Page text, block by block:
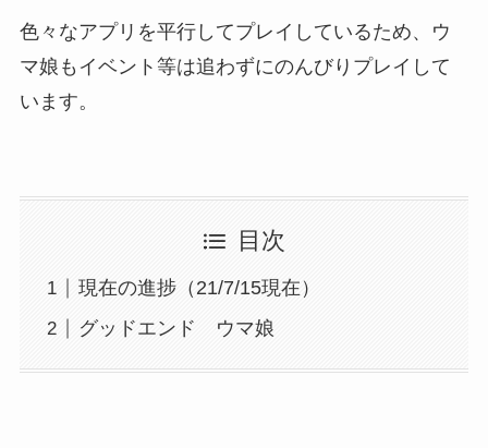
色々なアプリを平行してプレイしているため、ウ
マ娘もイベント等は追わずにのんびりプレイして
います。
目次
現在の進捗（21/7/15現在）
グッドエンド ウマ娘